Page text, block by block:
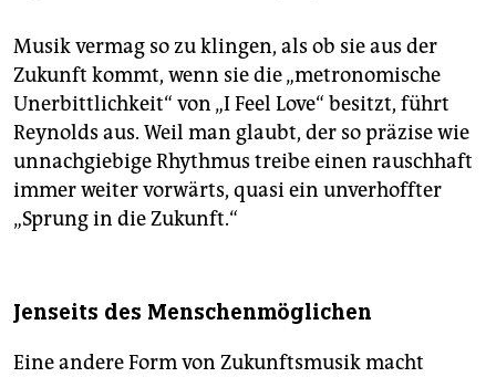
Musik vermag so zu klingen, als ob sie aus der
Zukunft kommt, wenn sie die „metronomische
Unerbittlichkeit“ von „I Feel Love“ besitzt, führt
Reynolds aus. Weil man glaubt, der so präzise wie
unnachgiebige Rhythmus treibe einen rauschhaft
immer weiter vorwärts, quasi ein unverhoffter
„Sprung in die Zukunft.“
Jenseits des Menschenmöglichen
Eine andere Form von Zukunftsmusik macht